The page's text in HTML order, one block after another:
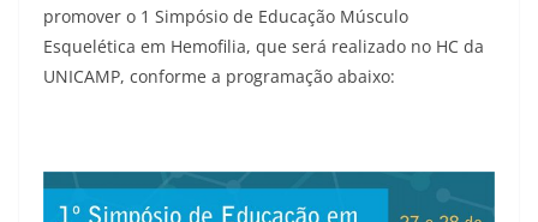
promover o 1 Simpósio de Educação Músculo
Esquelética em Hemofilia, que será realizado no HC da
UNICAMP, conforme a programação abaixo: